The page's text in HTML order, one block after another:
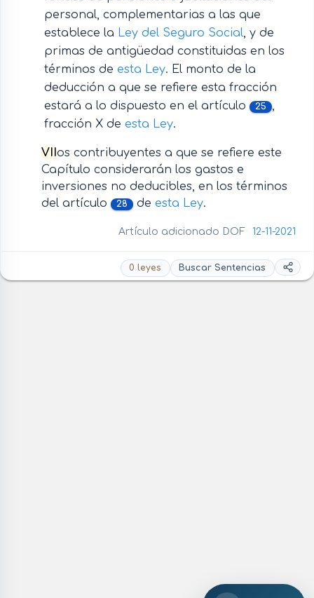
personal, complementarias a las que
establece la Ley del Seguro Social, y de
primas de antigüedad constituidas en los
términos de esta Ley. El monto de la
deducción a que se refiere esta fracción
estará a lo dispuesto en el artículo
25
,
fracción X de esta Ley.
VIIos contribuyentes a que se refiere este
Capítulo considerarán los gastos e
inversiones no deducibles, en los términos
del artículo
28 de esta Ley.
Artículo adicionado DOF 12-11-2021
0 leyes Buscar Sentencias